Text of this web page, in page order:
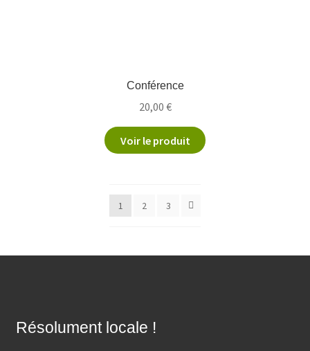
Conférence
20,00 €
Voir le produit
1 2 3
Résolument locale !